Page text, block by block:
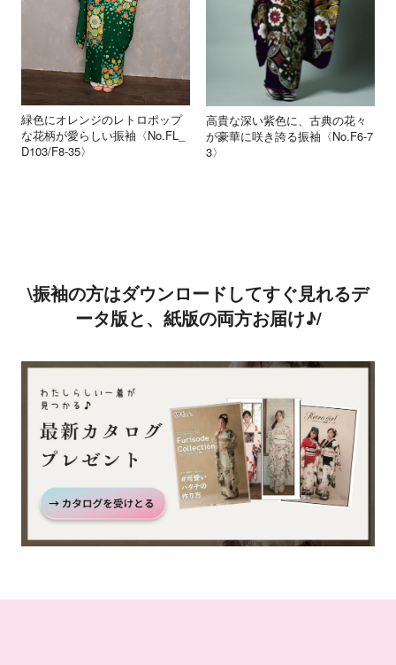
緑色にオレンジのレトロポップ
な花柄が愛らしい振袖〈No.FL_
D103/F8-35〉
高貴な深い紫色に、古典の花々
が豪華に咲き誇る振袖〈No.F6-7
3〉
\振袖の方はダウンロードしてすぐ見れるデ
ータ版と、紙版の両方お届け♪/